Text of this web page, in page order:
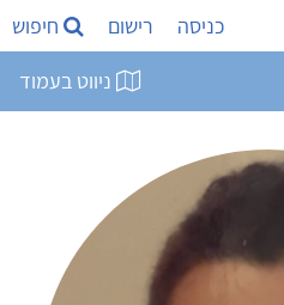
כניסה רישום חיפוש
ניווט בעמוד